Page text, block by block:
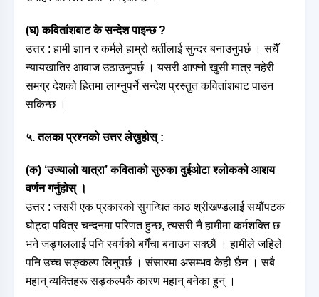
(घ) कवितांशबाट के सन्देश पाइन्छ ?
उत्तर : हामी ज्ञान र कर्मले हाम्रो धर्तीलाई सुन्दर बनाउनुपर्छ । सधैँ
न्यायखातिर आवाज उठाउनुपर्छ । यसरी आफ्नो खुसी मात्र नहेरी
समग्र देशको हितमा लाग्नुपर्ने सन्देश प्रस्तुत कवितांशबाट पाउन
सकिन्छ ।
५. तलका प्रश्नको उत्तर लेख्नुहोस् :
(क) ‘उज्यालो यात्रा’ कविताको सुरुका दुईओटा श्लोकको आशय
वर्णन गर्नुहोस् ।
उत्तर : जसरी एक प्रकारको सुगन्धित काठ श्रीखण्डलाई सयौंपटक
घोट्दा पवित्र चन्दनमा परिणत हुन्छ, त्यसरी नै हामीमा कर्मशक्ति छ
भने जङ्गललाई पनि स्वर्गको बगैँचा बनाउन सक्छौं । हामीले जहिले
पनि उच्च सङ्कल्प लिनुपर्छ । संसारमा असम्भव केही छैन । सबै
महान् व्यक्तिहरू सङ्कल्पकै कारण महान् बनेका हुन् ।